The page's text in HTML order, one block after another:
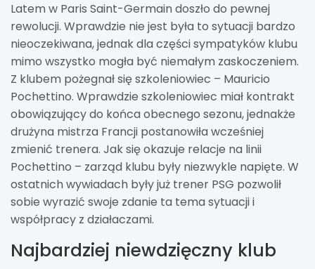
Latem w Paris Saint-Germain doszło do pewnej
rewolucji. Wprawdzie nie jest była to sytuacji bardzo
nieoczekiwana, jednak dla części sympatyków klubu
mimo wszystko mogła być niemałym zaskoczeniem.
Z klubem pożegnał się szkoleniowiec – Mauricio
Pochettino. Wprawdzie szkoleniowiec miał kontrakt
obowiązujący do końca obecnego sezonu, jednakże
drużyna mistrza Francji postanowiła wcześniej
zmienić trenera. Jak się okazuje relacje na linii
Pochettino – zarząd klubu były niezwykle napięte. W
ostatnich wywiadach były już trener PSG pozwolił
sobie wyrazić swoje zdanie ta tema sytuacji i
współpracy z działaczami.
Najbardziej niewdzięczny klub